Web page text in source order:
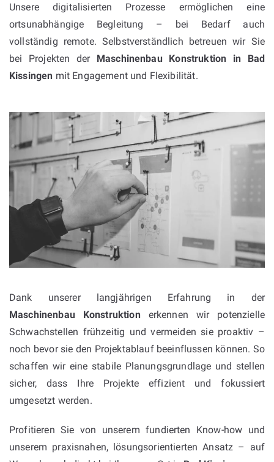
Unsere digitalisierten Prozesse ermöglichen eine
ortsunabhängige Begleitung – bei Bedarf auch
vollständig remote. Selbstverständlich betreuen wir Sie
bei Projekten der Maschinenbau Konstruktion in Bad
Kissingen mit Engagement und Flexibilität.
Dank unserer langjährigen Erfahrung in der
Maschinenbau Konstruktionerkennen wir potenzielle
Schwachstellen frühzeitig und vermeiden sie proaktiv –
noch bevor sie den Projektablauf beeinflussen können. So
schaffen wir eine stabile Planungsgrundlage und stellen
sicher, dass Ihre Projekte effizient und fokussiert
umgesetzt werden.
Profitieren Sie von unserem fundierten Know-how und
unserem praxisnahen, lösungsorientierten Ansatz – auf